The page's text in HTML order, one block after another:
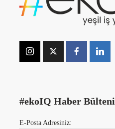
#ekoIQ Haber Bülteni
E-Posta Adresiniz: